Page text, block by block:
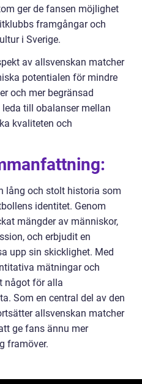
ger de fansen möjlighet
framgångar och
i Sverige.
av allsvenskan matcher
potentialen för mindre
och mer begränsad
till obalanser mellan
kvaliteten och
lång och stolt historia som
identitet. Genom
mängder av människor,
och erbjudit en
upp sin skicklighet. Med
mätningar och
något för alla
Som en central del av den
allsvenskan matcher
ge fans ännu mer
framöver.